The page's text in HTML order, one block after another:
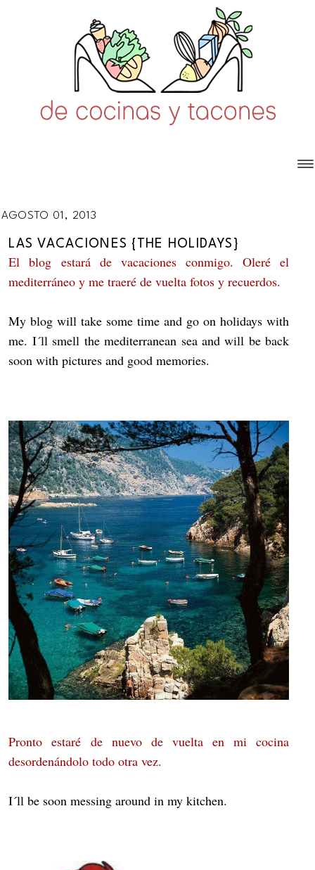
AGOSTO 01, 2013
LAS VACACIONES {THE HOLIDAYS}
El blog estará de vacaciones conmigo. Oleré el
mediterráneo y me traeré de vuelta fotos y recuerdos.
My blog will take some time and go on holidays with
me. I´ll smell the mediterranean sea and will be back
soon with pictures and good memories.
Pronto estaré de nuevo de vuelta en mi cocina
desordenándolo todo otra vez.
I´ll be soon messing around in my kitchen.